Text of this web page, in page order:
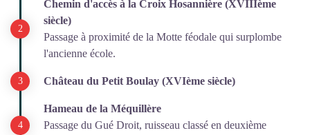
Chemin d'accès à la Croix Hosannière (XVIIIème
siècle)
Passage à proximité de la Motte féodale qui surplombe
l'ancienne école.
Château du Petit Boulay (XVIème siècle)
Hameau de la Méquillère
Passage du Gué Droit, ruisseau classé en deuxième